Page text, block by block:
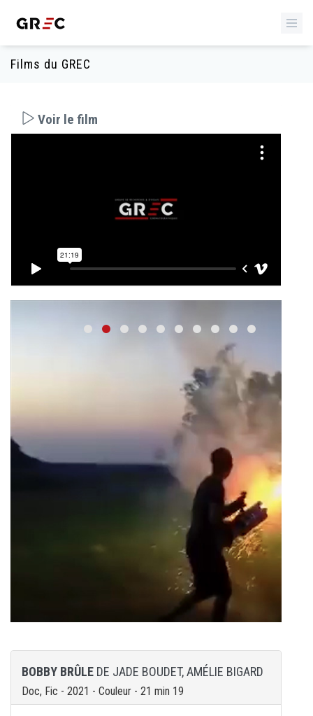
Films du GREC
Voir le film
BOBBY BRÛLE DE JADE BOUDET, AMÉLIE BIGARD
Doc, Fic - 2021 - Couleur - 21 min 19